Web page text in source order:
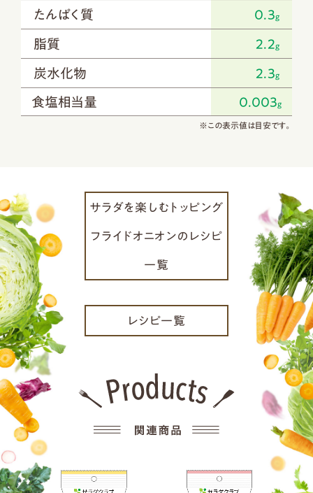
たんぱく質 0.3g
脂質 2.2g
炭水化物 2.3g
食塩相当量 0.003g
※この表示値は目安です。
サラダを楽しむトッピング
フライドオニオンのレシピ
一覧
レシピ一覧